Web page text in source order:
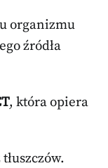
organizmu
źródła
, która opiera